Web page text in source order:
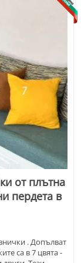
от плътна
пердета в
. Допълват
са в 7 цвята -